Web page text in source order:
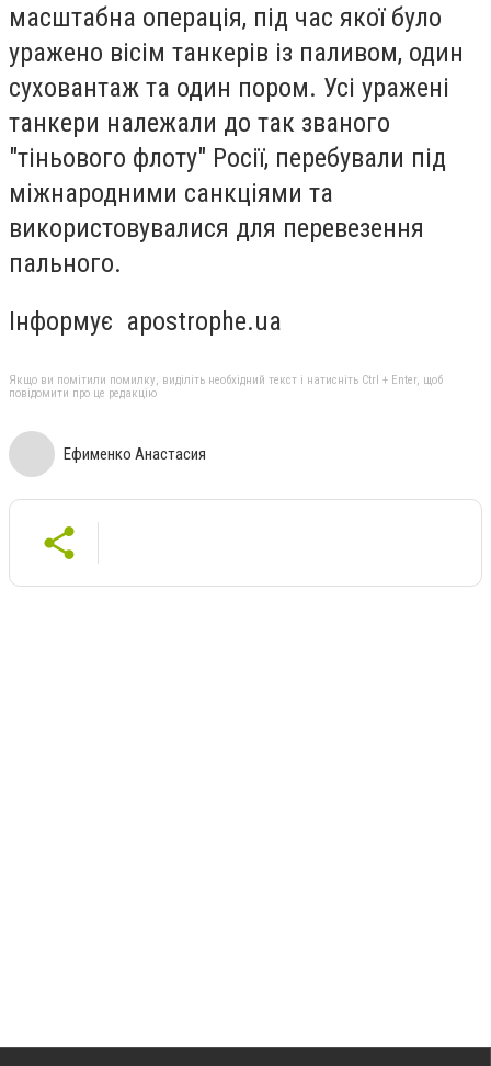
масштабна операція, під час якої було
уражено вісім танкерів із паливом, один
суховантаж та один пором. Усі уражені
танкери належали до так званого
"тіньового флоту" Росії, перебували під
міжнародними санкціями та
використовувалися для перевезення
пального.
Інформує apostrophe.ua
Якщо ви помітили помилку, виділіть необхідний текст і натисніть Ctrl + Enter, щоб
повідомити про це редакцію
Ефименко Анастасия